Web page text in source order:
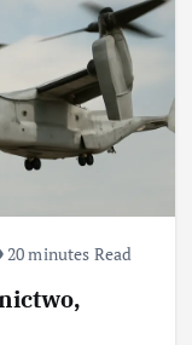
20 minutes Read